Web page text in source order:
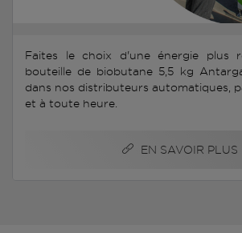
Faites le choix d'une énergie plus
bouteille de biobutane 5,5 kg
dans nos distributeurs automatiques,
et à toute heure.
EN SAVOIR PLUS